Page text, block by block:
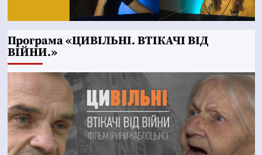
Програма «ЦИВІЛЬНІ. ВТІКАЧІ ВІД
ВІЙНИ.»